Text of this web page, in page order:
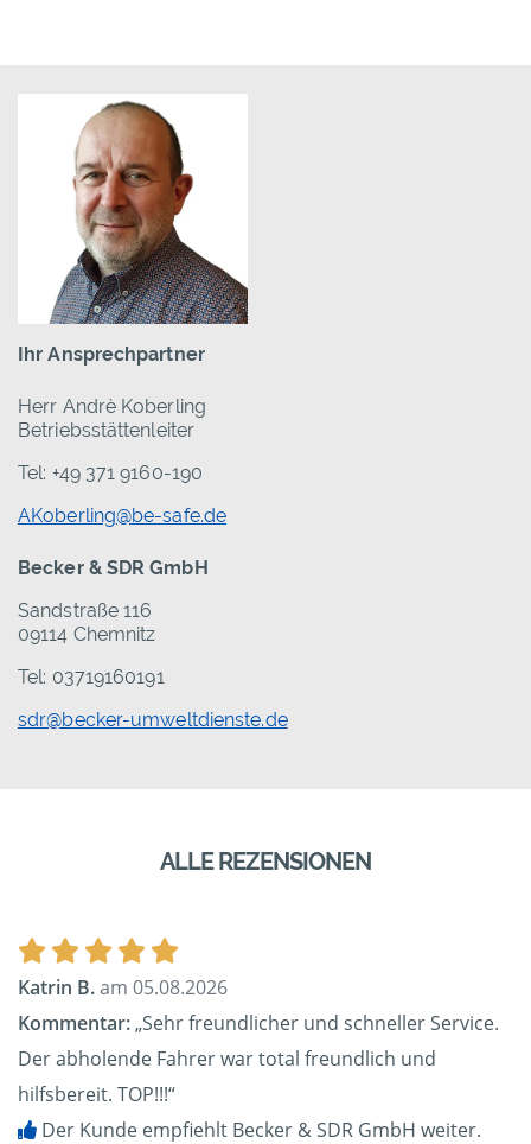
Ihr Ansprechpartner
Herr Andrè Koberling
Betriebsstättenleiter
Tel: +49 371 9160-190
AKoberling@be-safe.de
Becker & SDR GmbH
Sandstraße 116
09114 Chemnitz
Tel: 03719160191
sdr@becker-umweltdienste.de
ALLE REZENSIONEN
Katrin B.am 05.08.2026
Kommentar:„Sehr freundlicher und schneller Service.
Der abholende Fahrer war total freundlich und
hilfsbereit. TOP!!!“
Der Kunde empfiehlt Becker & SDR GmbH weiter.